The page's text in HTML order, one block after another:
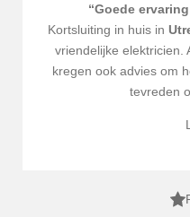
“Goede
Kortsluiting in huis in
vriendelijke elektricien.
kregen ook advies om
tevreden